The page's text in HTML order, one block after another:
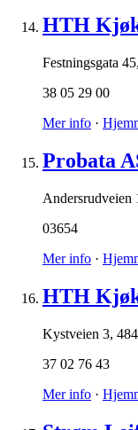
HTH
Festningsgata 45,
38 05 29 00
Mer info ·
Probata
Andersrudveien
03654
Mer info ·
HTH
Kystveien 3,
37 02 76 43
Mer info ·